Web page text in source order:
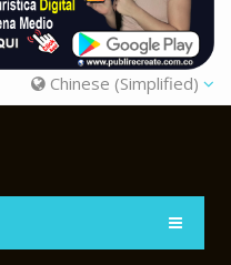
Chinese (Simplified)